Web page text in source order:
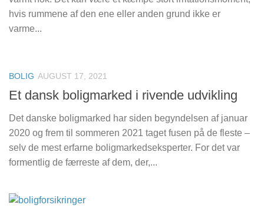
hvis rummene af den ene eller anden grund ikke er
varme...
BOLIG AUGUST 17, 2021
Et dansk boligmarked i rivende udvikling
Det danske boligmarked har siden begyndelsen af januar
2020 og frem til sommeren 2021 taget fusen på de fleste –
selv de mest erfarne boligmarkedseksperter. For det var
formentlig de færreste af dem, der,...